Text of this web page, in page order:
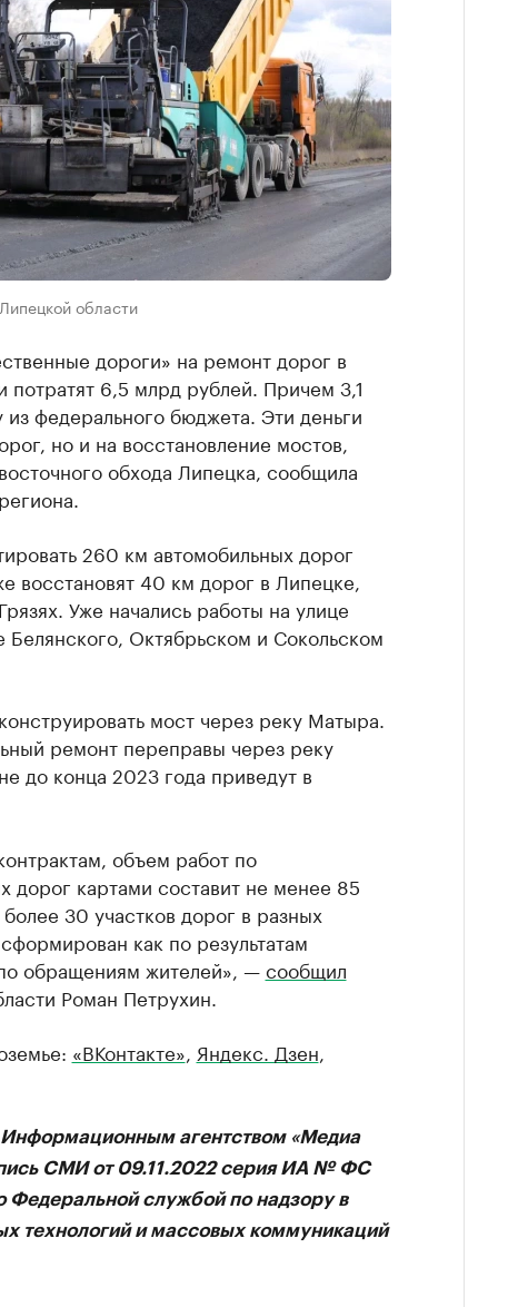
области
дороги» на ремонт дорог в
потратят 6,5 млрд рублей. Причем 3,1
федерального бюджета. Эти деньги
но и на восстановление мостов,
обхода Липецка, сообщила
260 км автомобильных дорог
восстановят 40 км дорог в Липецке,
Уже начались работы на улице
Белянского, Октябрьском и Сокольском
мост через реку Матыра.
ремонт переправы через реку
до конца 2023 года приведут в
объем работ по
дорог картами составит не менее 85
30 участков дорог в разных
как по результатам
обращениям жителей», —сообщил
Роман Петрухин.
«ВКонтакте» Яндекс. Дзен
агентством «Медиа
СМИ от 09.11.2022 серия ИА № ФС
Федеральной службой по надзору в
технологий и массовых коммуникаций